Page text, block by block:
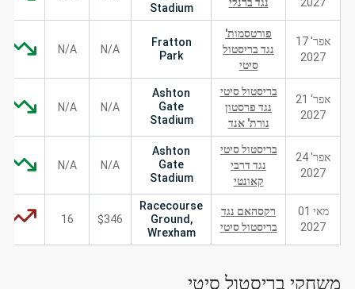
Stadium
אפר' 17
2027
פורטסמות'
נגד בריסטול
סיטי
Fratton
Park
N/A
N/A
אפר' 21
2027
בריסטול סיטי
נגד פרסטון
נורת' אנד
Ashton
Gate
Stadium
N/A
N/A
אפר' 24
2027
בריסטול סיטי
נגד דרבי
קאונטי
Ashton
Gate
Stadium
N/A
N/A
מאי 01
2027
רקסהאם נגד
בריסטול סיטי
Racecourse
Ground,
Wrexham
$346
16
משחקי בריסטול סיטי